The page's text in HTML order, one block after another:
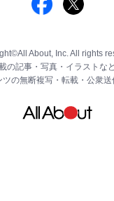
About, Inc. All rights
の記事・写真・イラストなど
の無断複写・転載・公衆送